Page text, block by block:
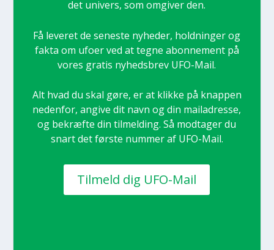
det uni­vers, som omgi­ver den.
Få leve­ret de sene­ste nyhe­der, hold­nin­ger og
fak­ta om ufo­er ved at teg­ne abon­ne­ment på
vores gra­tis nyheds­brev UFO-Mail.
Alt hvad du skal gøre, er at klik­ke på knap­pen
neden­for, angi­ve dit navn og din mailadres­se,
og bekræf­te din til­mel­ding. Så mod­ta­ger du
snart det før­ste num­mer af UFO-Mail.
Til­meld dig UFO-Mail